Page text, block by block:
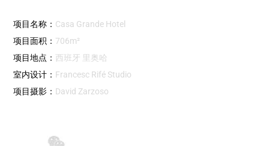
项目名称： Casa Grande Hotel
项目面积： 706m²
项目地点： 西班牙 里奥哈
室内设计： Francesc Rifé Studio
项目摄影： David Zarzoso